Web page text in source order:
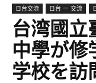
日台交流 日台 ー 交流
台湾國立
中學が修
学校を訪